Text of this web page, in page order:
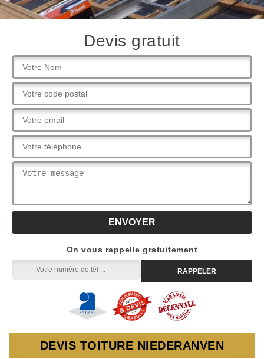
Devis gratuit
On vous rappelle gratuitement
DEVIS TOITURE NIEDERANVEN